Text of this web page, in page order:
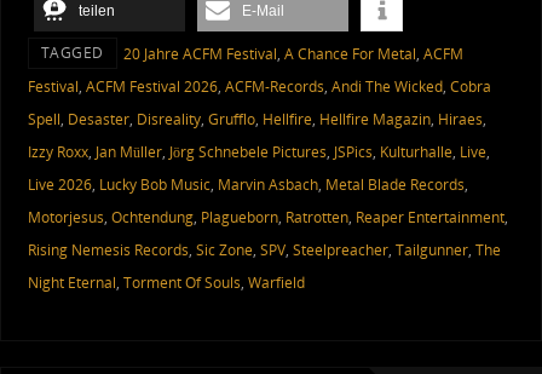
teilen E-Mail
TAGGED 20 Jahre ACFM Festival, A Chance For Metal, ACFM
Festival, ACFM Festival 2026, ACFM-Records, Andi The Wicked, Cobra
Spell, Desaster, Disreality, Grufflo, Hellfire, Hellfire Magazin, Hiraes,
Izzy Roxx, Jan Müller, Jörg Schnebele Pictures, JSPics, Kulturhalle, Live,
Live 2026, Lucky Bob Music, Marvin Asbach, Metal Blade Records,
Motorjesus, Ochtendung, Plagueborn, Ratrotten, Reaper Entertainment,
Rising Nemesis Records, Sic Zone, SPV, Steelpreacher, Tailgunner, The
Night Eternal, Torment Of Souls, Warfield